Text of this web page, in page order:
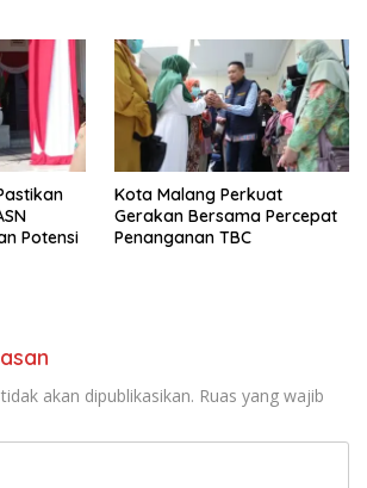
Potensi
Kota Malang Perkuat
Gerakan Bersama Percepat
Penanganan TBC
akan dipublikasikan. Ruas yang wajib